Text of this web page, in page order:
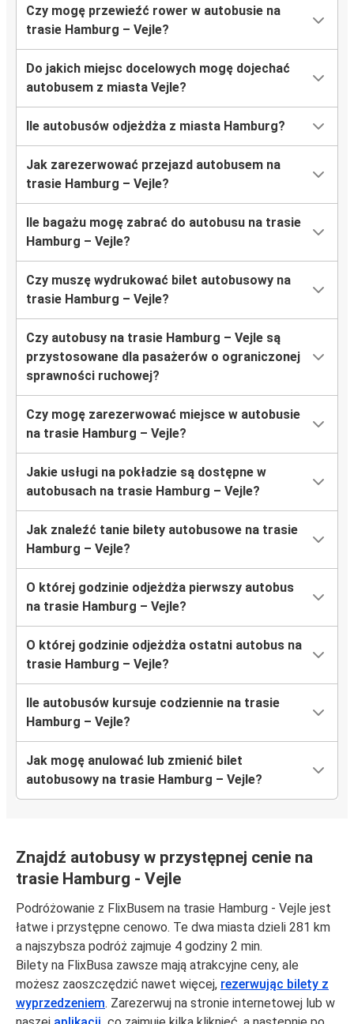
Czy mogę przewieźć rower w autobusie na
trasie Hamburg – Vejle?
Do jakich miejsc docelowych mogę dojechać
autobusem z miasta Vejle?
Ile autobusów odjeżdża z miasta Hamburg?
Jak zarezerwować przejazd autobusem na
trasie Hamburg – Vejle?
Ile bagażu mogę zabrać do autobusu na trasie
Hamburg – Vejle?
Czy muszę wydrukować bilet autobusowy na
trasie Hamburg – Vejle?
Czy autobusy na trasie Hamburg – Vejle są
przystosowane dla pasażerów o ograniczonej
sprawności ruchowej?
Czy mogę zarezerwować miejsce w autobusie
na trasie Hamburg – Vejle?
Jakie usługi na pokładzie są dostępne w
autobusach na trasie Hamburg – Vejle?
Jak znaleźć tanie bilety autobusowe na trasie
Hamburg – Vejle?
O której godzinie odjeżdża pierwszy autobus
na trasie Hamburg – Vejle?
O której godzinie odjeżdża ostatni autobus na
trasie Hamburg – Vejle?
Ile autobusów kursuje codziennie na trasie
Hamburg – Vejle?
Jak mogę anulować lub zmienić bilet
autobusowy na trasie Hamburg – Vejle?
Znajdź autobusy w przystępnej cenie na
trasie Hamburg - Vejle
Podróżowanie z FlixBusem na trasie Hamburg - Vejle jest
łatwe i przystępne cenowo. Te dwa miasta dzieli 281 km
a najszybsza podróż zajmuje 4 godziny 2 min.
Bilety na FlixBusa zawsze mają atrakcyjne ceny, ale
możesz zaoszczędzić nawet więcej, rezerwując bilety z
wyprzedzeniem. Zarezerwuj na stronie internetowej lub w